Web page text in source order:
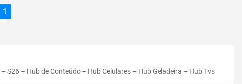
1
– S26 – Hub de Conteúdo – Hub Celulares – Hub Geladeira – Hub Tvs